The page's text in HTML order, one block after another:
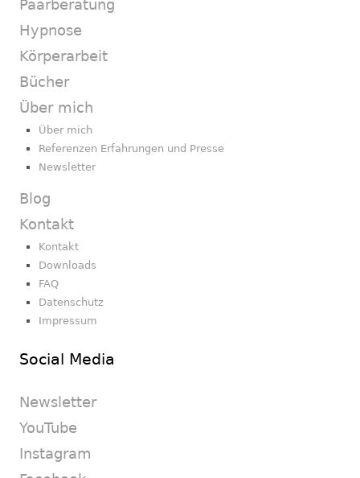
Paarberatung
Hypnose
Körperarbeit
Bücher
Über mich
Über mich
Referenzen Erfahrungen und Presse
Newsletter
Blog
Kontakt
Kontakt
Downloads
FAQ
Datenschutz
Impressum
Social Media
Newsletter
YouTube
Instagram